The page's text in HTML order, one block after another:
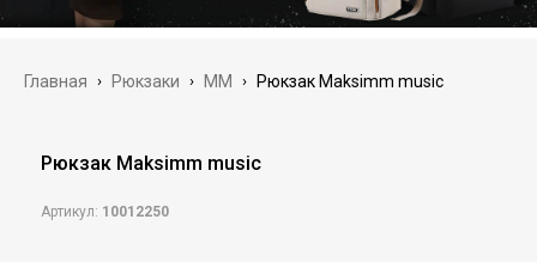
Главная › Рюкзаки › MM › Рюкзак Maksimm music
Рюкзак Maksimm music
Артикул: 10012250